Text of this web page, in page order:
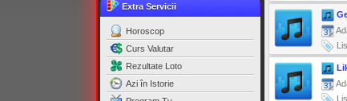
Extra Servicii
Horoscop
Curs Valutar
Rezultate Loto
Azi în Istorie